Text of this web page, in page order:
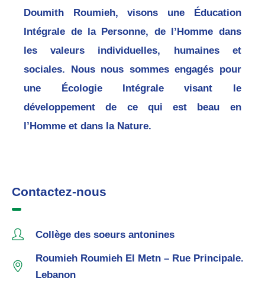
Doumith Roumieh, visons une Éducation
Intégrale de la Personne, de l’Homme dans
les valeurs individuelles, humaines et
sociales. Nous nous sommes engagés pour
une Écologie Intégrale visant le
développement de ce qui est beau en
l’Homme et dans la Nature.
Contactez-nous
Collège des soeurs antonines
Roumieh Roumieh El Metn – Rue Principale.
Lebanon